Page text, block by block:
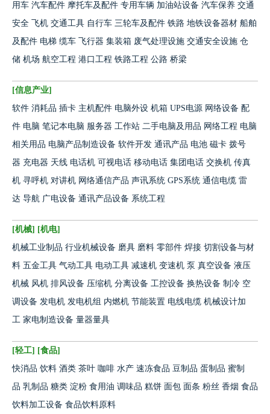
用车 汽车配件 摩托车及配件 专用车辆 加油站设备 汽车保养 交通
安全
飞机 交通工具 自行车 三轮车及配件 铁路 地铁设备器材 船舶
及配件 电梯 缆车 飞行器 集装箱 废气处理设施 交通安全设施 仓
储 机场 航空工程 港口工程 铁路工程 公路 桥梁
[信息产业]
软件 消耗品 插卡 主机配件 电脑外设 机箱 UPS电源 网络设备 配
件 电脑 笔记本电脑 服务器 工作站 二手电脑及用品 网络工程 电脑
相关用品 电脑产品制造设备 软件开发 通讯产品 电池 磁卡 拨号
器 充电器 天线 电话机 可视电话 移动电话 集团电话 交换机 传真
机 寻呼机 对讲机 网络通信产品 声讯系统 GPS系统 通信电缆 雷
达 导航 广电设备 通讯产品设备 系统工程
[机械] [机电]
机械工业制品 行业机械设备 磨具 磨料 零部件 焊接 切割设备与材
料 五金工具 气动工具 电动工具 减速机 变速机 泵 真空设备 液压
机械 风机 排风设备 压缩机 分离设备 工控设备 换热设备 制冷 空
调设备 发电机 发电机组 内燃机 节能装置 电线电缆 机械设计加
工 家电制造设备 量器量具
[轻工] [食品]
快消品 饮料 酒类 茶叶 咖啡 水产 速冻食品 豆制品 蛋制品 蜜制
品 乳制品 糖类 淀粉 食用油 调味品 糕饼 面包 面条 粉丝 香烟 食品
饮料加工设备 食品饮料原料